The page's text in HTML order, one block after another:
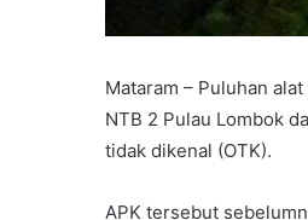
Mataram – Puluhan
NTB 2 Pulau Lombok
tidak dikenal (OTK).
APK tersebut